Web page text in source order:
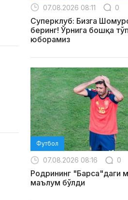
07.08.2026 08:11 0
Суперклуб: Бизга
беринг! Ўрнига бошқа
юборамиз
Футбол
07.08.2026 08:16 0
Родрининг "Барса"даги
маълум бўлди